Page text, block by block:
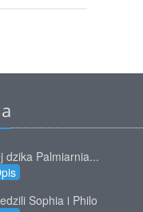
dzika Palmiarnia...
Sophia i Philo